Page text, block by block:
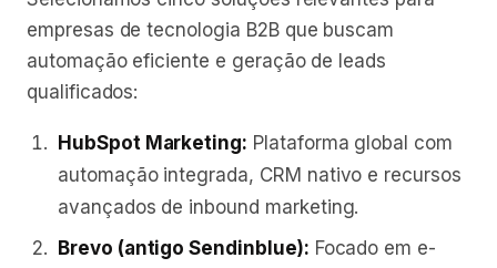
empresas de tecnologia B2B que buscam
automação eficiente e geração de leads
qualificados:
HubSpot Marketing: Plataforma global com
automação integrada, CRM nativo e recursos
avançados de inbound marketing.
Brevo (antigo Sendinblue): Focado em e-